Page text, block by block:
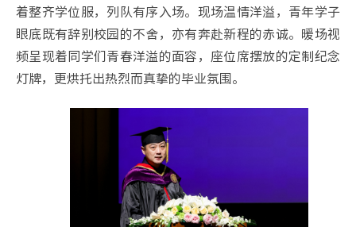
着整齐学位服，列队有序入场。现场温情洋溢，青年学子
眼底既有辞别校园的不舍，亦有奔赴新程的赤诚。暖场视
频呈现着同学们青春洋溢的面容，座位席摆放的定制纪念
灯牌，更烘托出热烈而真挚的毕业氛围。